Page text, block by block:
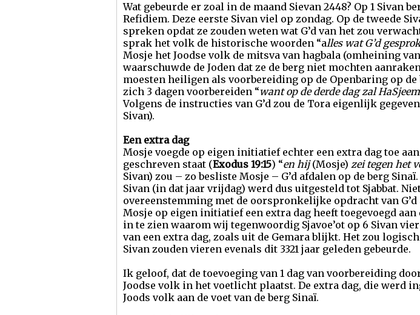
Wat gebeurde er zoal in de maand Sievan 2448? Op 1 Sivan
Refidiem. Deze eerste Sivan viel op zondag. Op de tweede
spreken opdat ze zouden weten wat G’d van het zou
sprak het volk de historische woorden “alles wat G’d
Mosje het Joodse volk de mitsva van hagbala (omheining
waarschuwde de Joden dat ze de berg niet mochten
moesten heiligen als voorbereiding op de Openbaring op
zich 3 dagen voorbereiden “want op de derde dag zal
Volgens de instructies van G’d zou de Tora eigenlijk
Sivan).
Een extra dag
Mosje voegde op eigen initiatief echter een extra dag toe
geschreven staat (Exodus 19:15) “en hij(Mosje) zei tegen het
Sivan) zou – zo besliste Mosje – G’d afdalen op de berg
Sivan (in dat jaar vrijdag) werd dus uitgesteld tot Sjabbat.
overeenstemming met de oorspronkelijke opdracht van
Mosje op eigen initiatief een extra dag heeft toegevoegd
in te zien waarom wij tegenwoordig Sjavoe’ot op 6 Sivan
van een extra dag, zoals uit de Gemara blijkt. Het zou
Sivan zouden vieren evenals dit 3321 jaar geleden gebeurde.
Ik geloof, dat de toevoeging van 1 dag van voorbereiding
Joodse volk in het voetlicht plaatst. De extra dag, die werd
Joods volk aan de voet van de berg Sinaï.